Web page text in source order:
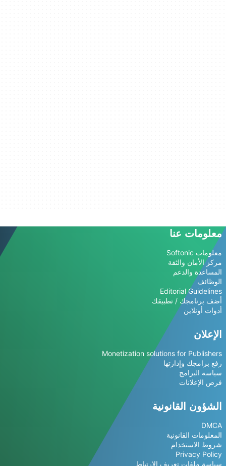
معلومات عنا
معلومات Softonic
مركز الأمان والثقة
المساعدة والدعم
الوظائف
Editorial Guidelines
أضف برنامجك / تطبيقك
أدوات أونلاين
الإعلان
Monetization solutions for Publishers
رفع برامجك وإدارتها
سياسة البرامج
فرص الإعلانات
الشؤون القانونية
DMCA
المعلومات القانونية
شروط الاستخدام
Privacy Policy
سياسة ملفات تعريف الارتباط